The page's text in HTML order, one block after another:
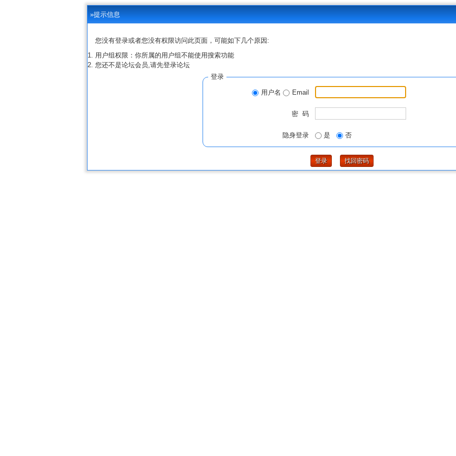
»提示信息
您没有登录或者您没有权限访问此页面，可能如下几个原因:
用户组权限：你所属的用户组不能使用搜索功能
您还不是论坛会员,请先登录论坛
登录
用户名 Email
密 码
隐身登录 是 否